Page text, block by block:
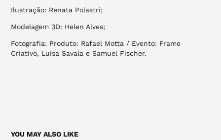
Ilustração: Renata Polastri;
Modelagem 3D: Helen Alves;
Fotografia: Produto: Rafael Motta / Evento: Frame
Criativo, Luisa Savala e Samuel Fischer.
YOU MAY ALSO LIKE